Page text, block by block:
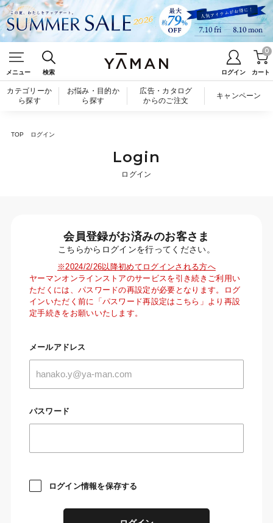
メニュー 検索 ログイン カート
0
カテゴリーか
ら探す
お悩み・目的か
ら探す
広告・カタログ
からのご注文
キャンペーン
TOP ログイン
Login
ログイン
会員登録がお済みのお客さま
こちらからログインを行ってください。
※2024/2/26以降初めてログインされる方へ
ヤーマンオンラインストアのサービスを引き続きご利用い
ただくには、パスワードの再設定が必要となります。ログ
インいただく前に「パスワード再設定はこちら」より再設
定手続きをお願いいたします。
メールアドレス
パスワード
ログイン情報を保存する